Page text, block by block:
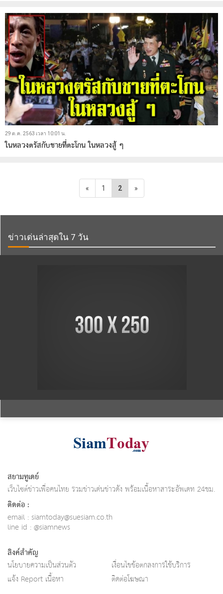
29 ต.ค. 2563 เวลา 10:01 น.
ในหลวงตรัสกับชายที่ตะโกน ในหลวงสู้ ๆ
« 1 2 »
ข่าวเด่นล่าสุดใน 7 วัน
สยามทูเดย์
เว็บไซต์ข่าวเพื่อคนไทย รวมข่าวเด่นข่าวดัง พร้อมเนื้อหาสาระอัพเดท 24ชม.
ติดต่อ :
email : siamtoday@suesiam.co.th
line id : @siamnews
ลิงค์สำคัญ
นโยบายความเป็นส่วนตัว
เงื่อนไขข้อตกลงการใช้บริการ
แจ้ง Report เนื้อหา
ติดต่อโฆษณา